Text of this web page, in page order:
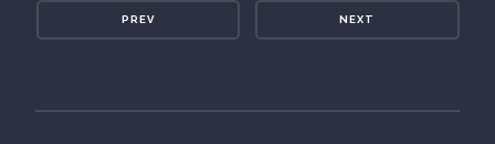
PREV NEXT